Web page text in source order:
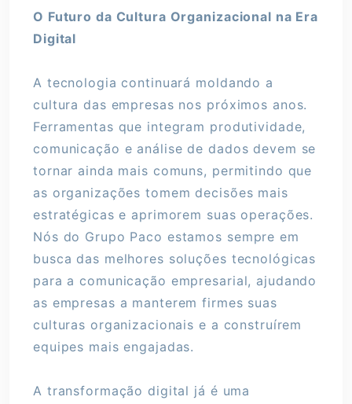
O Futuro da Cultura Organizacional na Era
Digital
A tecnologia continuará moldando a
cultura das empresas nos próximos anos.
Ferramentas que integram produtividade,
comunicação e análise de dados devem se
tornar ainda mais comuns, permitindo que
as organizações tomem decisões mais
estratégicas e aprimorem suas operações.
Nós do Grupo Paco estamos sempre em
busca das melhores soluções tecnológicas
para a comunicação empresarial, ajudando
as empresas a manterem firmes suas
culturas organizacionais e a construírem
equipes mais engajadas.
A transformação digital já é uma